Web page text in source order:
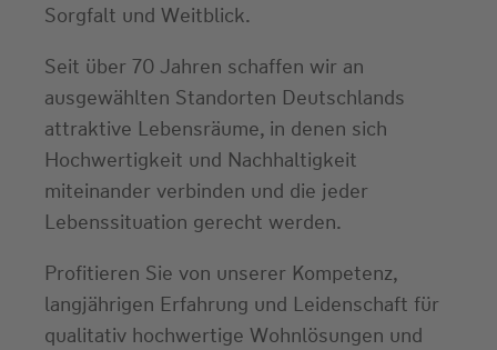
Sorgfalt und Weitblick.
Seit über 70 Jahren schaffen wir an
ausgewählten Standorten Deutschlands
attraktive Lebensräume, in denen sich
Hochwertigkeit und Nachhaltigkeit
miteinander verbinden und die jeder
Lebenssituation gerecht werden.
Profitieren Sie von unserer Kompetenz,
langjährigen Erfahrung und Leidenschaft für
qualitativ hochwertige Wohnlösungen und